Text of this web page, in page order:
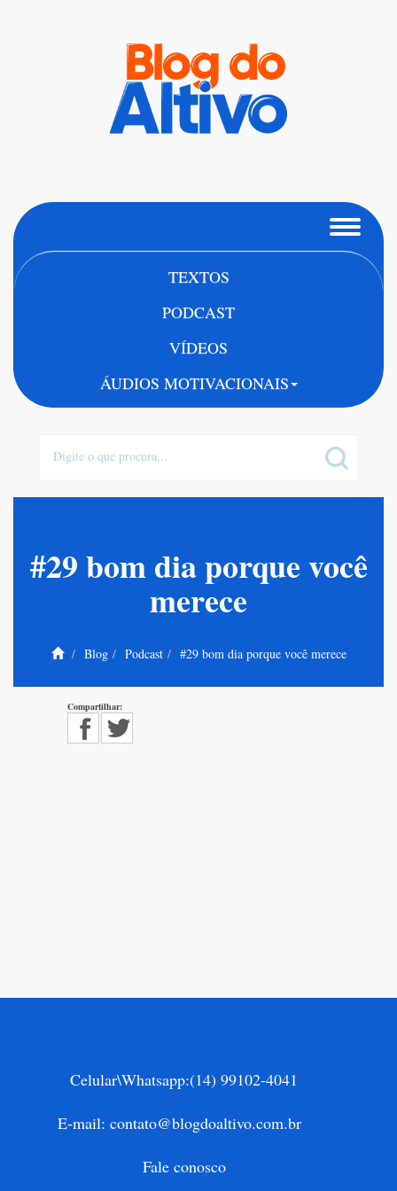
TEXTOS
PODCAST
VÍDEOS
ÁUDIOS MOTIVACIONAIS
#29 bom dia porque você
merece
Blog Podcast #29 bom dia porque você merece
Compartilhar:
Celular\Whatsapp:(14) 99102-4041
E-mail: contato@blogdoaltivo.com.br
Fale conosco